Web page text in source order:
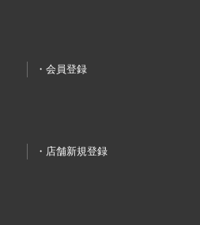
会員登録
店舗新規登録